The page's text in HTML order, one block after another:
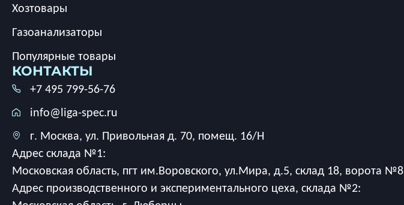
Хозтовары
Газоанализаторы
Популярные товары
КОНТАКТЫ
+7 495 799-56-76
info@liga-spec.ru
г. Москва, ул. Привольная д. 70, помещ. 16/Н
Адрес склада №1:
Московская область, пгт им.Воровского, ул.Мира, д.5, склад 18, ворота №8
Адрес производственного и экспериментального цеха, склада №2: